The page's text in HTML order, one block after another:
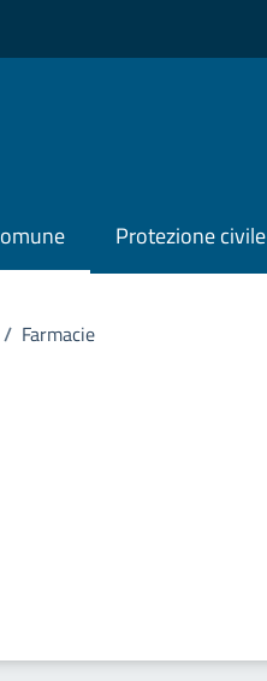
Protezione civile
/ Farmacie